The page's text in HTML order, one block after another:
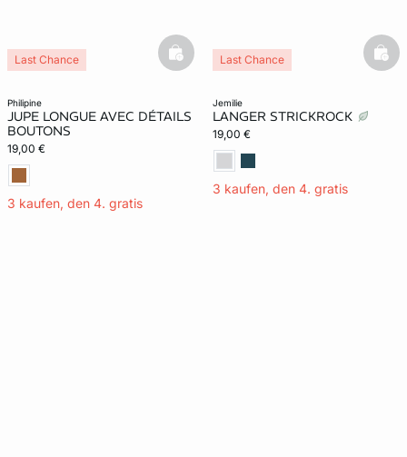
philipine
JUPE LONGUE AVEC DÉTAILS
BOUTONS
19,00 €
3 kaufen, den 4. gratis
Last Chance basketfull
jemilie
LANGER STRICKROCK
19,00 €
3 kaufen, den 4. gratis
Last Chance